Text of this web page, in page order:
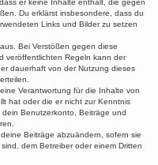
er keine Inhalte enthält, die gegen
Du erklärst insbesondere, dass du
Links und Bilder zu setzen
Bei Verstößen gegen diese
veröffentlichten Regeln kann der
dauerhaft von der Nutzung dieses
Verantwortung für die Inhalte von
hat oder die er nicht zur Kenntnis
Benutzerkonto, Beiträge und
Beiträge abzuändern, sofern sie
dem Betreiber oder einem Dritten